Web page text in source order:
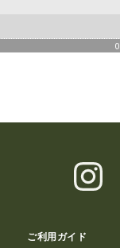
0
ご利用ガイド